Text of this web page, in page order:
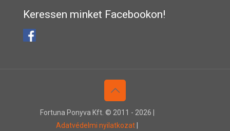
Keressen minket Facebookon!
Fortuna Ponyva Kft. © 2011 - 2026 |
Adatvédelmi nyilatkozat